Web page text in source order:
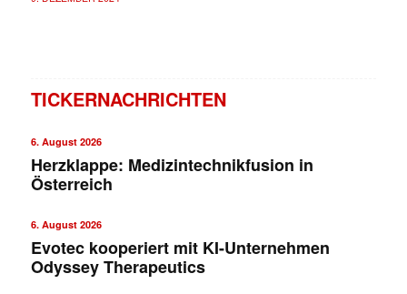
TICKERNACHRICHTEN
6. August 2026
Herzklappe: Medizintechnikfusion in
Österreich
6. August 2026
Evotec kooperiert mit KI-Unternehmen
Odyssey Therapeutics